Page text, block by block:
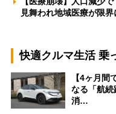
見舞われ地域医療が限
快適クルマ生活 乗
【4ヶ月間
なる「航続
消…